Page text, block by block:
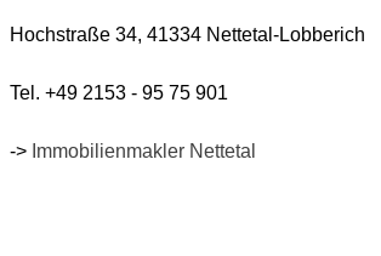
Hochstraße 34, 41334 Nettetal-Lobberich
Tel. +49 2153 - 95 75 901
-> Immobilienmakler Nettetal